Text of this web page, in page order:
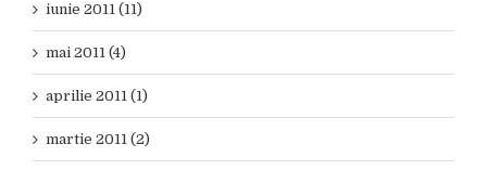
iunie 2011 (11)
mai 2011 (4)
aprilie 2011 (1)
martie 2011 (2)